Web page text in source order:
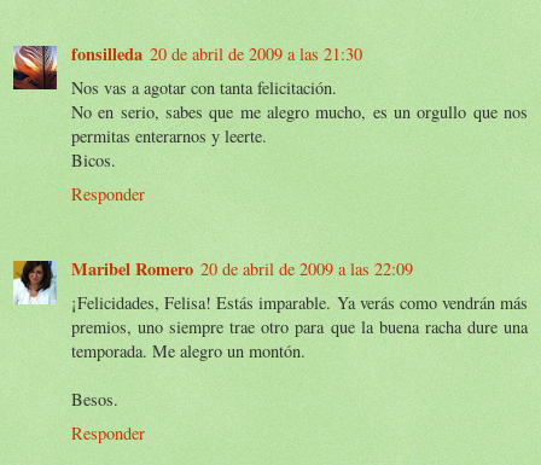
fonsilleda 20 de abril de 2009 a las 21:30
Nos vas a agotar con tanta felicitación.
No en serio, sabes que me alegro mucho, es un orgullo que nos
permitas enterarnos y leerte.
Bicos.
Responder
Maribel Romero 20 de abril de 2009 a las 22:09
¡Felicidades, Felisa! Estás imparable. Ya verás como vendrán más
premios, uno siempre trae otro para que la buena racha dure una
temporada. Me alegro un montón.
Besos.
Responder